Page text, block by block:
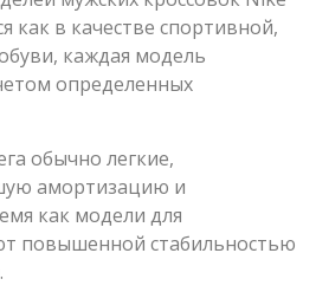
как в качестве спортивной,
каждая модель
определенных
обычно легкие,
амортизацию и
как модели для
повышенной стабильностью